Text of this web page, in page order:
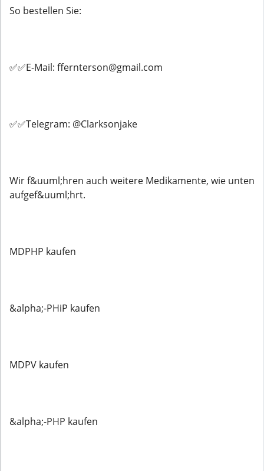
So bestellen Sie:
✅✅E-Mail: ffernterson@gmail.com
✅✅Telegram: @Clarksonjake
Wir f&uuml;hren auch weitere Medikamente, wie unten
aufgef&uuml;hrt.
MDPHP kaufen
&alpha;-PHiP kaufen
MDPV kaufen
&alpha;-PHP kaufen